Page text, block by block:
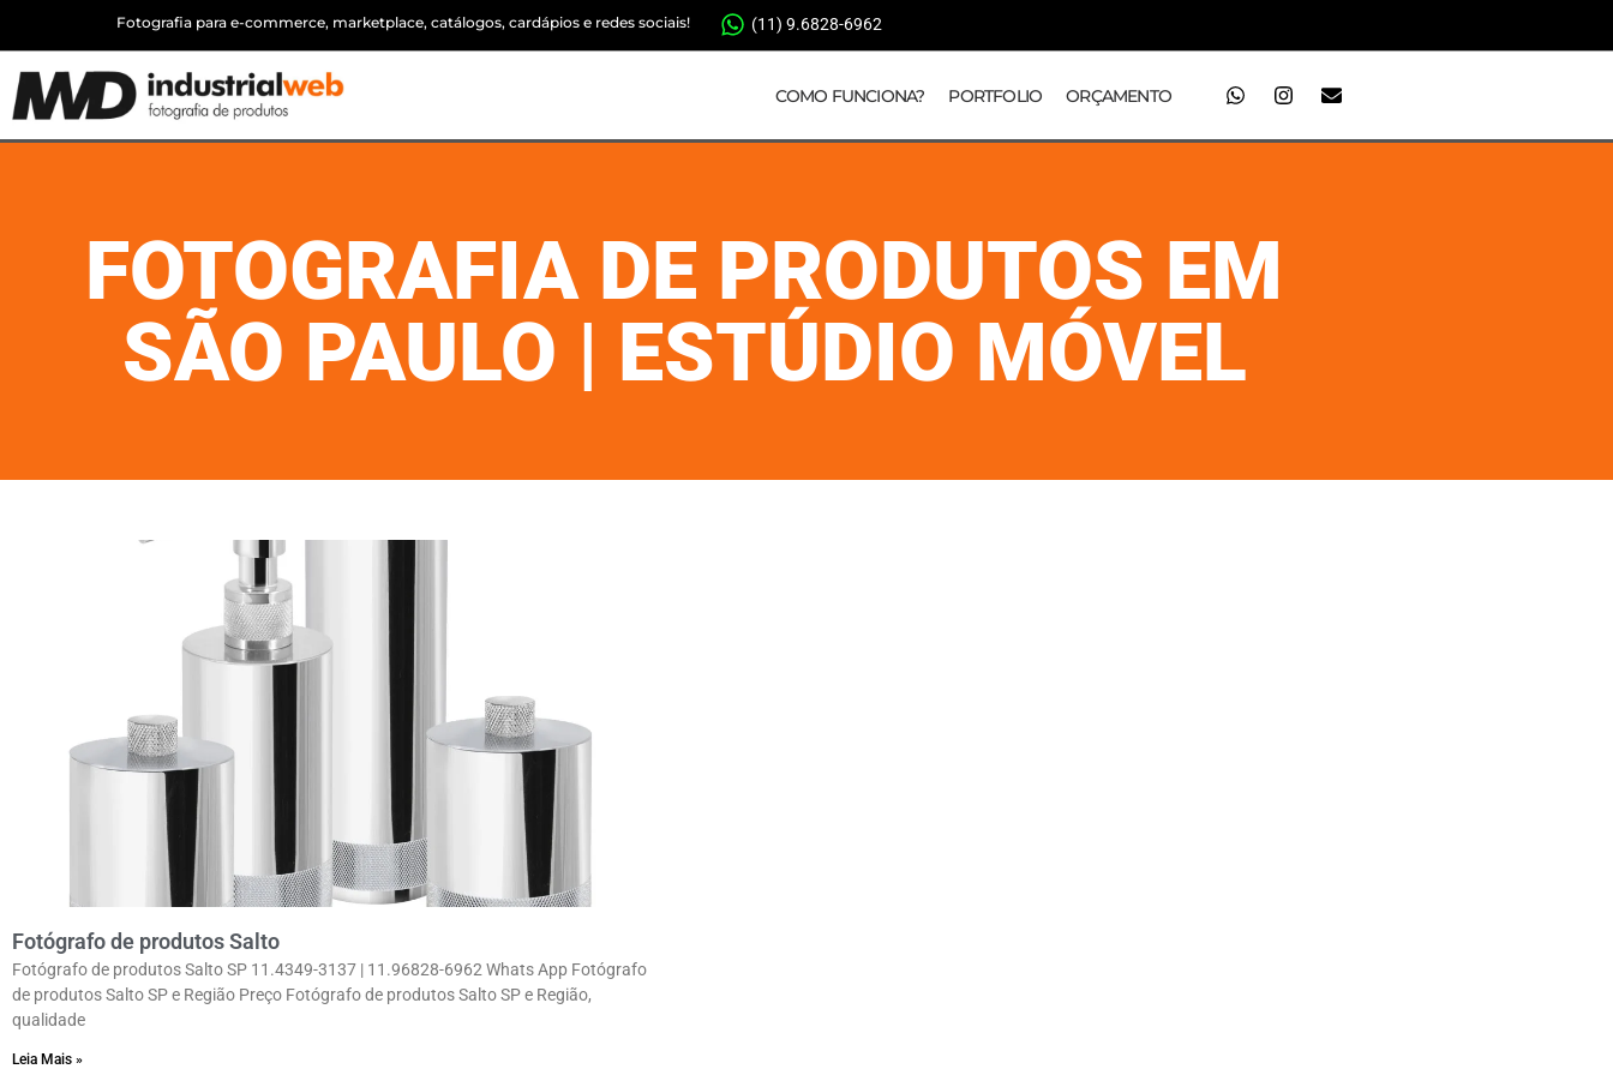
Fotografia para e-commerce, marketplace, catálogos, cardápios e redes sociais! (11) 9.6828-6962
COMO FUNCIONA? PORTFOLIO ORÇAMENTO
FOTOGRAFIA DE PRODUTOS EM
SÃO PAULO | ESTÚDIO MÓVEL
Fotógrafo de produtos Salto
Fotógrafo de produtos Salto SP 11.4349-3137 | 11.96828-6962 Whats App Fotógrafo
de produtos Salto SP e Região Preço Fotógrafo de produtos Salto SP e Região,
qualidade
Leia Mais »